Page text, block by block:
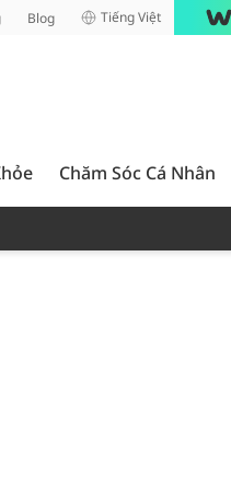
Blog Tiếng Việt
Chăm Sóc Cá Nhân